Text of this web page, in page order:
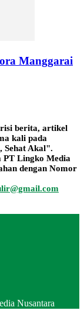
Manggarai
berita, artikel
kali pada
Sehat Akal".
PT Lingko Media
dengan Nomor
Nusantara